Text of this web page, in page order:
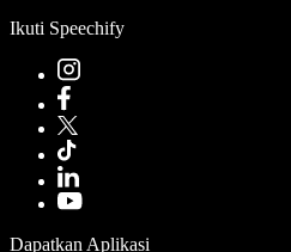
Ikuti Speechify
Dapatkan Aplikasi